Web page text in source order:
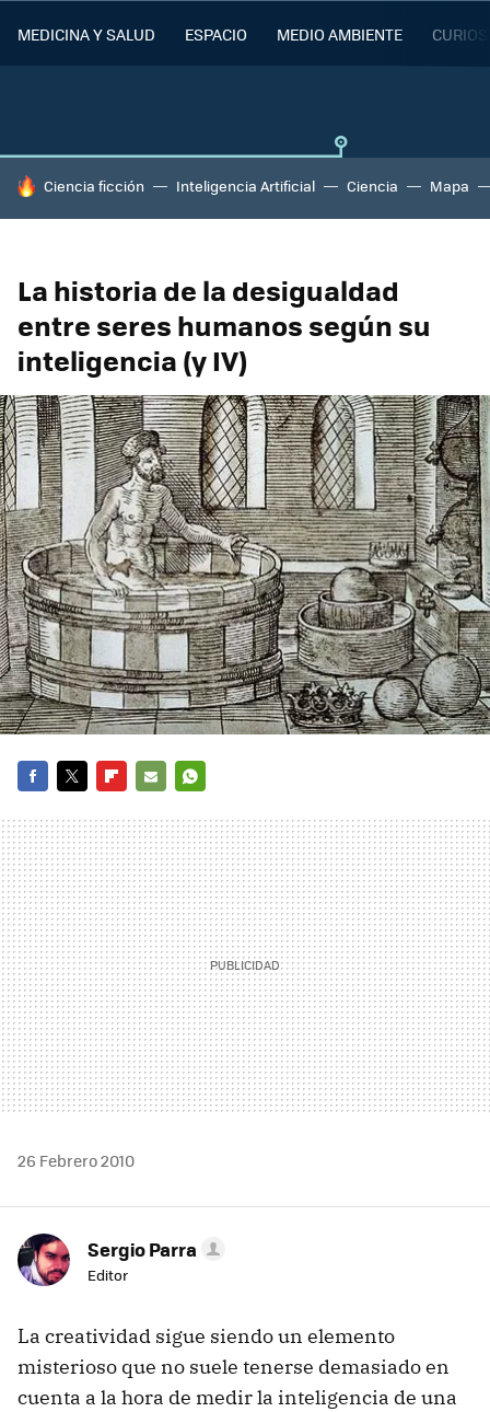
MEDICINA Y SALUD ESPACIO MEDIO AMBIENTE
HOY SE HABLA DE
Ciencia ficción Inteligencia Artificial Ciencia Mapa
La historia de la desigualdad
entre seres humanos según su
inteligencia (y IV)
MAIL
26 Febrero 2010
Sergio Parra
Editor
La creatividad sigue siendo un elemento
misterioso que no suele tenerse demasiado en
cuenta a la hora de medir la inteligencia de una